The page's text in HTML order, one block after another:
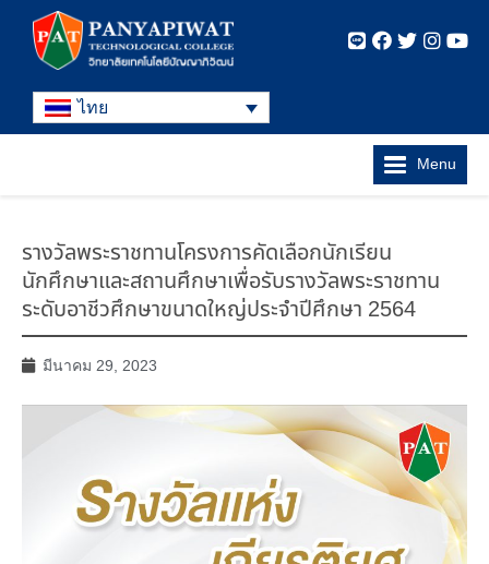
ไทย
Menu
รางวัลพระราชทานโครงการคัดเลือกนักเรียน
นักศึกษาและสถานศึกษาเพื่อรับรางวัลพระราชทาน
ระดับอาชีวศึกษาขนาดใหญ่ประจำปีศึกษา 2564
มีนาคม 29, 2023